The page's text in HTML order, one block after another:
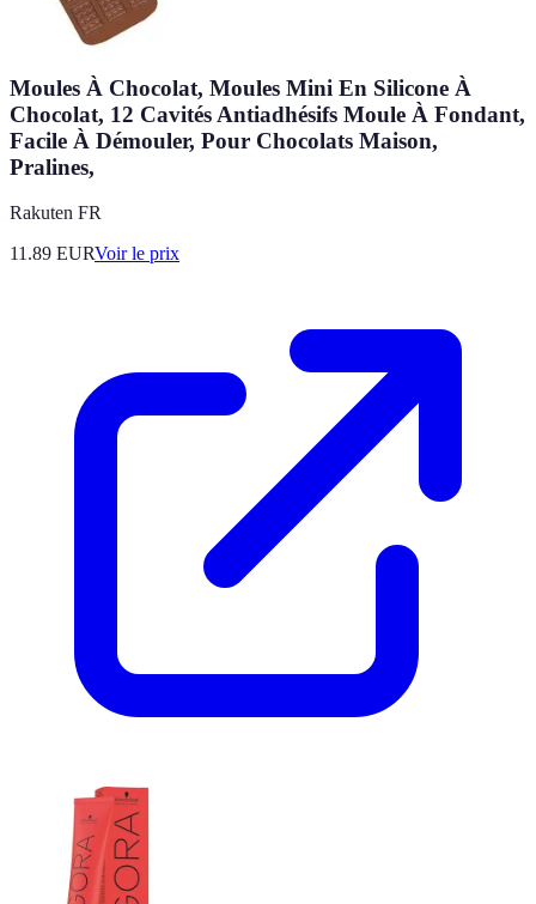
Moules À Chocolat, Moules Mini En Silicone À
Chocolat, 12 Cavités Antiadhésifs Moule À Fondant,
Facile À Démouler, Pour Chocolats Maison,
Pralines,
Rakuten FR
11.89 EURVoir le prix